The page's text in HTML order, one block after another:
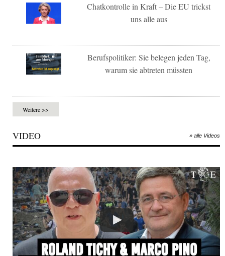
Chatkontrolle in Kraft – Die EU trickst
uns alle aus
Berufspolitiker: Sie belegen jeden Tag,
warum sie abtreten müssten
Weitere >>
VIDEO » alle Videos